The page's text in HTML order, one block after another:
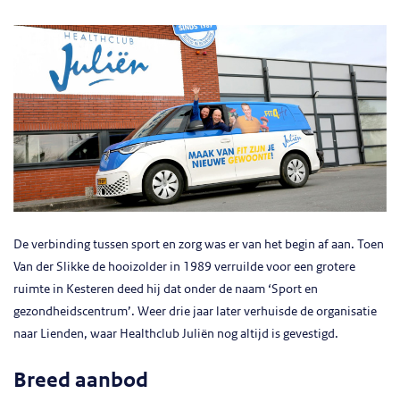
De verbinding tussen sport en zorg was er van het begin af aan. Toen
Van der Slikke de hooizolder in 1989 verruilde voor een grotere
ruimte in Kesteren deed hij dat onder de naam ‘Sport en
gezondheidscentrum’. Weer drie jaar later verhuisde de organisatie
naar Lienden, waar Healthclub Juliën nog altijd is gevestigd.
Breed aanbod